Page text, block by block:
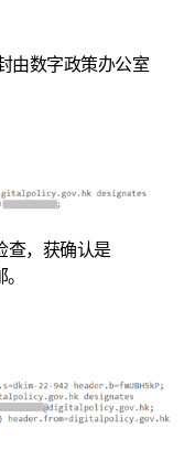
由数字政策办公室
查，获确认是